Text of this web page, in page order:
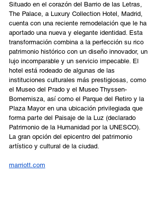
Situado en el corazón del Barrio de las Letras,
The Palace, a Luxury Collection Hotel, Madrid,
cuenta con una reciente remodelación que le ha
aportado una nueva y elegante identidad. Esta
transformación combina a la perfección su rico
patrimonio histórico con un diseño innovador, un
lujo incomparable y un servicio impecable. El
hotel está rodeado de algunas de las
instituciones culturales más prestigiosas, como
el Museo del Prado y el Museo Thyssen-
Bornemisza, así como el Parque del Retiro y la
Plaza Mayor en una ubicación privilegiada que
forma parte del Paisaje de la Luz (declarado
Patrimonio de la Humanidad por la UNESCO).
La gran opción del epicentro del patrimonio
artístico y cultural de la ciudad.
marriott.com